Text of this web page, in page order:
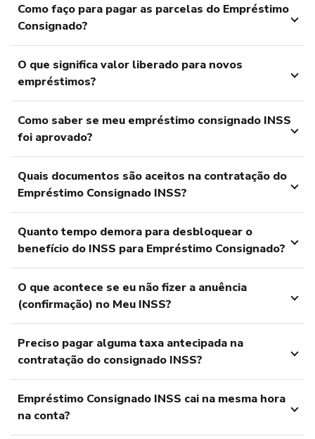
Como faço para pagar as parcelas do Empréstimo
Consignado?
O que significa valor liberado para novos
empréstimos?
Como saber se meu empréstimo consignado INSS
foi aprovado?
Quais documentos são aceitos na contratação do
Empréstimo Consignado INSS?
Quanto tempo demora para desbloquear o
benefício do INSS para Empréstimo Consignado?
O que acontece se eu não fizer a anuência
(confirmação) no Meu INSS?
Preciso pagar alguma taxa antecipada na
contratação do consignado INSS?
Empréstimo Consignado INSS cai na mesma hora
na conta?